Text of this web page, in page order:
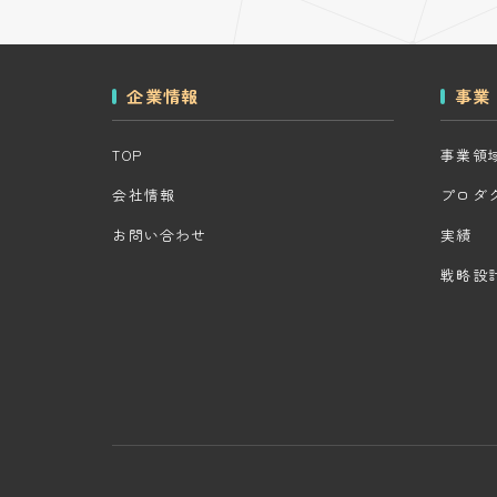
企業情報
TOP
会社情報
お問い合わせ
事業
事業領
プロダ
実績
戦略設